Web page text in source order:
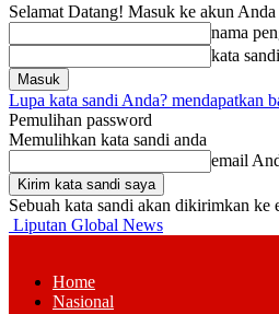
Selamat Datang! Masuk ke akun Anda
nama
kata
Lupa kata sandi Anda? mendapatkan
Pemulihan password
Memulihkan kata sandi anda
email
Sebuah kata sandi akan dikirimkan ke
Liputan Global News
Home
Nasional